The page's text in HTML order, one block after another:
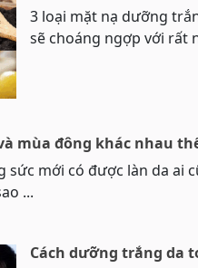
3 loại mặt nạ dưỡng
sẽ choáng ngợp với rất
mùa đông khác nhau
sức mới có được làn da
...
Cách dưỡng trắng da